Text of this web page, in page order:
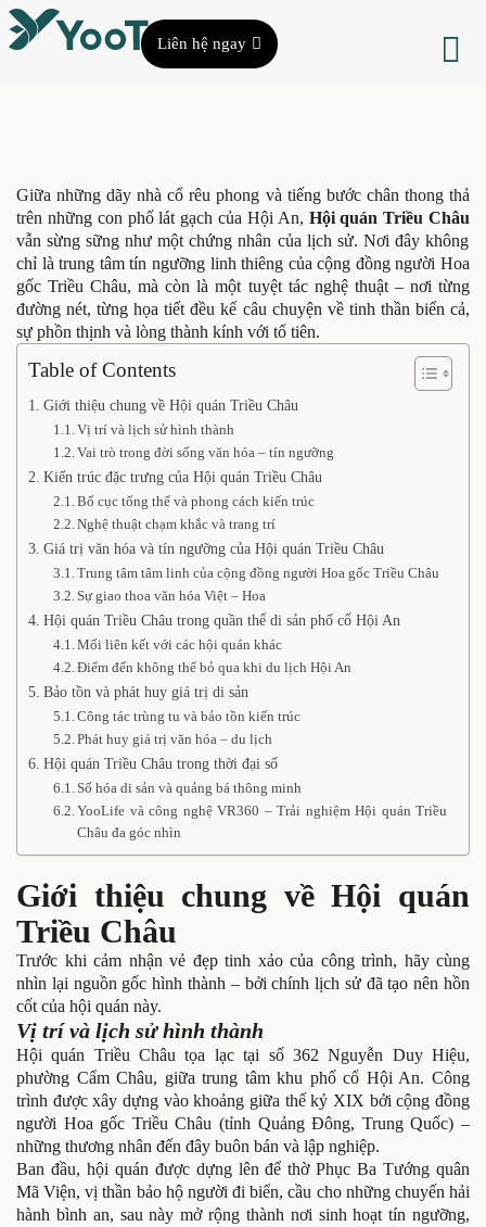
Liên hệ ngay
Giữa những dãy nhà cổ rêu phong và tiếng bước chân thong thả
trên những con phố lát gạch của Hội An, Hội quán Triều Châu
vẫn sừng sững như một chứng nhân của lịch sử. Nơi đây không
chỉ là trung tâm tín ngưỡng linh thiêng của cộng đồng người Hoa
gốc Triều Châu, mà còn là một tuyệt tác nghệ thuật – nơi từng
đường nét, từng họa tiết đều kể câu chuyện về tinh thần biển cả,
sự phồn thịnh và lòng thành kính với tổ tiên.
Table of Contents
Giới thiệu chung về Hội quán Triều Châu
Vị trí và lịch sử hình thành
Vai trò trong đời sống văn hóa – tín ngưỡng
Kiến trúc đặc trưng của Hội quán Triều Châu
Bố cục tổng thể và phong cách kiến trúc
Nghệ thuật chạm khắc và trang trí
Giá trị văn hóa và tín ngưỡng của Hội quán Triều Châu
Trung tâm tâm linh của cộng đồng người Hoa gốc Triều Châu
Sự giao thoa văn hóa Việt – Hoa
Hội quán Triều Châu trong quần thể di sản phố cổ Hội An
Mối liên kết với các hội quán khác
Điểm đến không thể bỏ qua khi du lịch Hội An
Bảo tồn và phát huy giá trị di sản
Công tác trùng tu và bảo tồn kiến trúc
Phát huy giá trị văn hóa – du lịch
Hội quán Triều Châu trong thời đại số
Số hóa di sản và quảng bá thông minh
YooLife và công nghệ VR360 – Trải nghiệm Hội quán Triều
Châu đa góc nhìn
Giới thiệu chung về Hội quán
Triều Châu
Trước khi cảm nhận vẻ đẹp tinh xảo của công trình, hãy cùng
nhìn lại nguồn gốc hình thành – bởi chính lịch sử đã tạo nên hồn
cốt của hội quán này.
Vị trí và lịch sử hình thành
Hội quán Triều Châu tọa lạc tại số 362 Nguyễn Duy Hiệu,
phường Cẩm Châu, giữa trung tâm khu phố cổ Hội An. Công
trình được xây dựng vào khoảng giữa thế kỷ XIX bởi cộng đồng
người Hoa gốc Triều Châu (tỉnh Quảng Đông, Trung Quốc) –
những thương nhân đến đây buôn bán và lập nghiệp.
Ban đầu, hội quán được dựng lên đểthờ Phục Ba Tướng quân
Mã Viện, vị thần bảo hộ người đi biển, cầu cho những chuyến hải
hành bình an, sau này mở rộng thành nơi sinh hoạt tín ngưỡng,